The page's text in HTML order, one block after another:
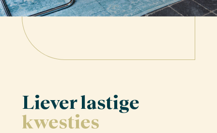
Liever lastige
kwesties